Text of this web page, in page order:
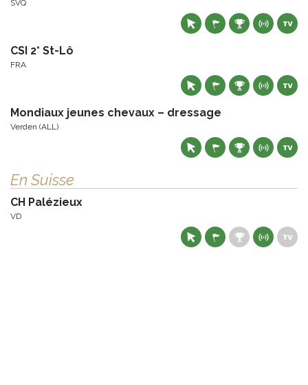
SVQ
CSI 2* St-Lô
FRA
Mondiaux jeunes chevaux – dressage
Verden (ALL)
En Suisse
CH Palézieux
VD